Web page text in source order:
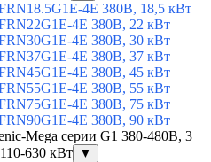
4E 380В, 18,5 кВт
4E 380В, 22 кВт
4E 380В, 30 кВт
4E 380В, 37 кВт
4E 380В, 45 кВт
4E 380В, 55 кВт
4E 380В, 75 кВт
4E 380В, 90 кВт
Mega серии G1 380-480В, 3
630 кВт
▼